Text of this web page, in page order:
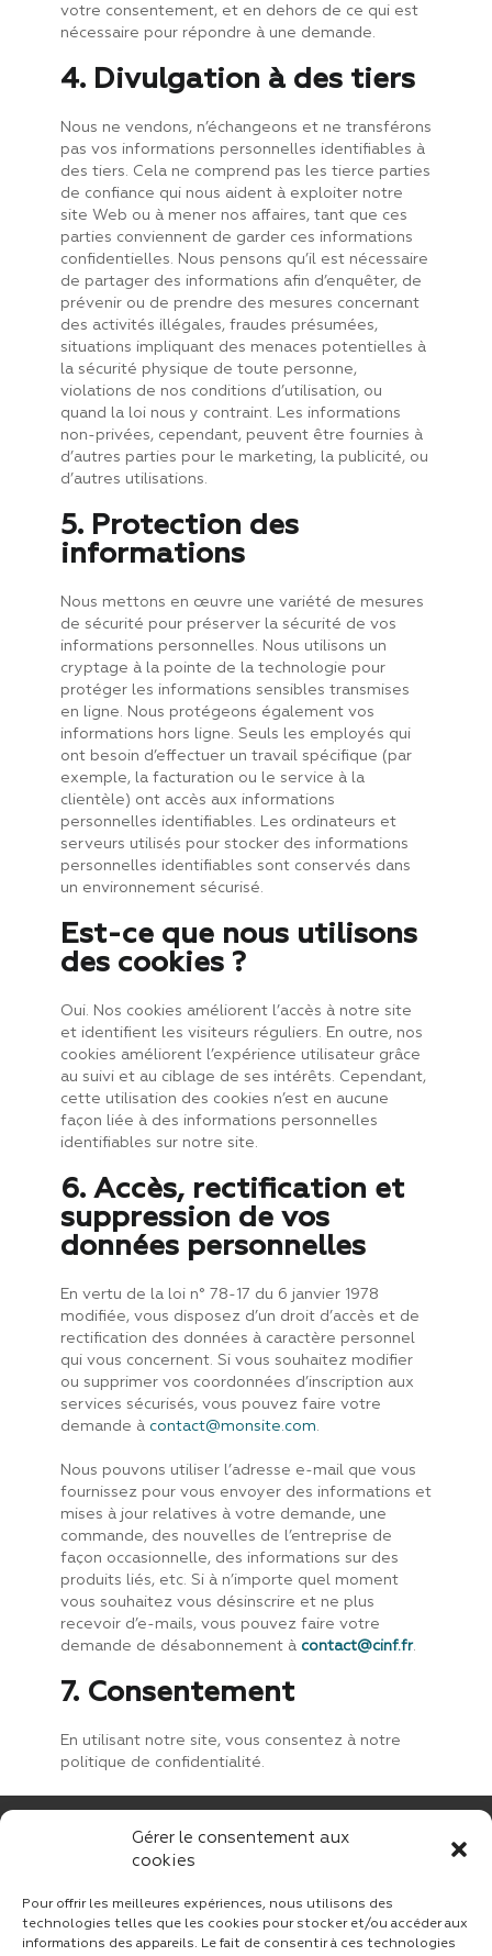
Gérer le consentement aux
cookies
Pour offrir les meilleures expériences, nous utilisons des
technologies telles que les cookies pour stocker et/ou accéder aux
informations des appareils. Le fait de consentir à ces technologies
votre consentement, et en dehors de ce qui est
nécessaire pour répondre à une demande.
4. Divulgation à des tiers
Nous ne vendons, n’échangeons et ne transférons
pas vos informations personnelles identifiables à
des tiers. Cela ne comprend pas les tierce parties
de confiance qui nous aident à exploiter notre
site Web ou à mener nos affaires, tant que ces
parties conviennent de garder ces informations
confidentielles. Nous pensons qu’il est nécessaire
de partager des informations afin d’enquêter, de
prévenir ou de prendre des mesures concernant
des activités illégales, fraudes présumées,
situations impliquant des menaces potentielles à
la sécurité physique de toute personne,
violations de nos conditions d’utilisation, ou
quand la loi nous y contraint. Les informations
non-privées, cependant, peuvent être fournies à
d’autres parties pour le marketing, la publicité, ou
d’autres utilisations.
5. Protection des
informations
Nous mettons en œuvre une variété de mesures
de sécurité pour préserver la sécurité de vos
informations personnelles. Nous utilisons un
cryptage à la pointe de la technologie pour
protéger les informations sensibles transmises
en ligne. Nous protégeons également vos
informations hors ligne. Seuls les employés qui
ont besoin d’effectuer un travail spécifique (par
exemple, la facturation ou le service à la
clientèle) ont accès aux informations
personnelles identifiables. Les ordinateurs et
serveurs utilisés pour stocker des informations
personnelles identifiables sont conservés dans
un environnement sécurisé.
Est-ce que nous utilisons
des cookies ?
Oui. Nos cookies améliorent l’accès à notre site
et identifient les visiteurs réguliers. En outre, nos
cookies améliorent l’expérience utilisateur grâce
au suivi et au ciblage de ses intérêts. Cependant,
cette utilisation des cookies n’est en aucune
façon liée à des informations personnelles
identifiables sur notre site.
6. Accès, rectification et
suppression de vos
données personnelles
En vertu de la loi n° 78-17 du 6 janvier 1978
modifiée, vous disposez d’un droit d’accès et de
rectification des données à caractère personnel
qui vous concernent. Si vous souhaitez modifier
ou supprimer vos coordonnées d’inscription aux
services sécurisés, vous pouvez faire votre
demande à contact@monsite.com.
Nous pouvons utiliser l’adresse e-mail que vous
fournissez pour vous envoyer des informations et
mises à jour relatives à votre demande, une
commande, des nouvelles de l’entreprise de
façon occasionnelle, des informations sur des
produits liés, etc. Si à n’importe quel moment
vous souhaitez vous désinscrire et ne plus
recevoir d’e-mails, vous pouvez faire votre
demande de désabonnement à contact@cinf.fr.
7. Consentement
En utilisant notre site, vous consentez à notre
politique de confidentialité.